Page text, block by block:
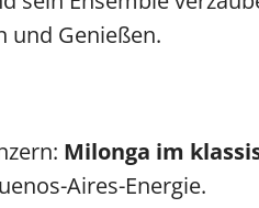
und Genießen.
Milonga im
Aires-Energie.